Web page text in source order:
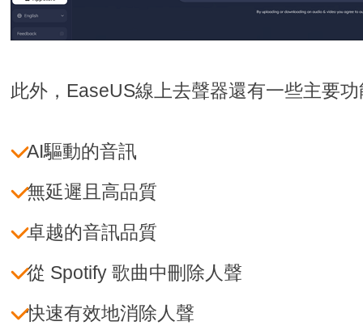
此外，EaseUS線上去聲器還有一些主要
AI驅動的音訊
無延遲且高品質
卓越的音訊品質
從 Spotify 歌曲中刪除人聲
快速有效地消除人聲